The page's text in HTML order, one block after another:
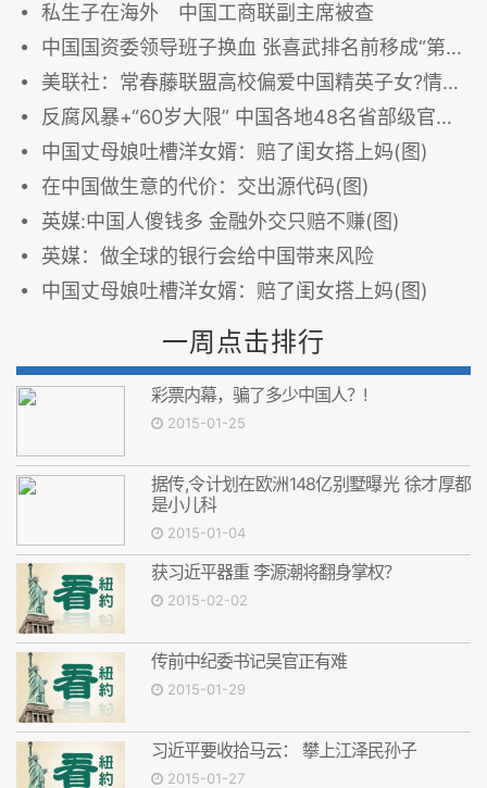
私生子在海外 中国工商联副主席被查
中国国资委领导班子换血 张喜武排名前移成“第一”副主任
美联社：常春藤联盟高校偏爱中国精英子女?情况正在变化
反腐风暴+“60岁大限” 中国各地48名省部级官员职位调整
中国丈母娘吐槽洋女婿：赔了闺女搭上妈(图)
在中国做生意的代价：交出源代码(图)
英媒:中国人傻钱多 金融外交只赔不赚(图)
英媒：做全球的银行会给中国带来风险
中国丈母娘吐槽洋女婿：赔了闺女搭上妈(图)
一周点击排行
彩票内幕，骗了多少中国人？!
2015-01-25
据传,令计划在欧洲148亿别墅曝光 徐才厚都
是小儿科
2015-01-04
获习近平器重 李源潮将翻身掌权？
2015-02-02
传前中纪委书记吴官正有难
2015-01-29
习近平要收拾马云： 攀上江泽民孙子
2015-01-27